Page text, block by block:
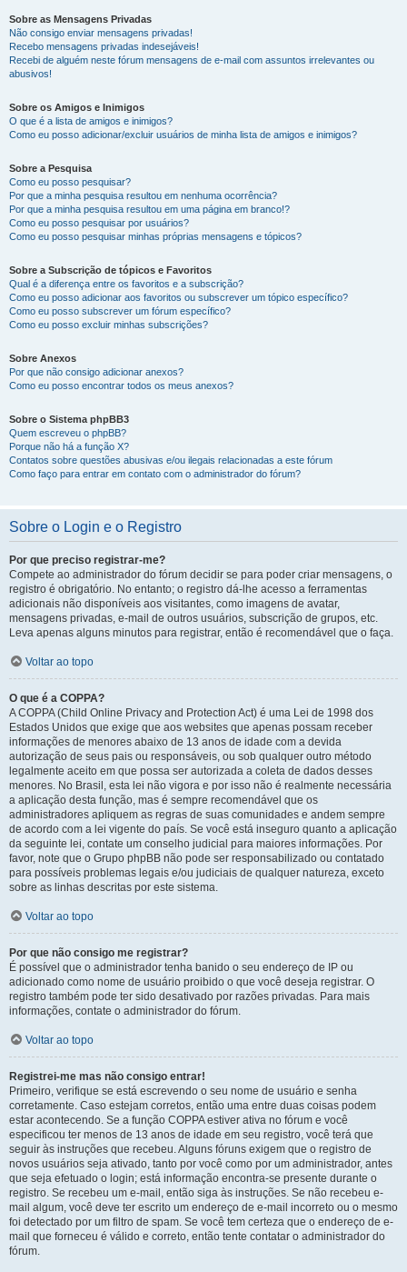
Sobre as Mensagens Privadas
Não consigo enviar mensagens privadas!
Recebo mensagens privadas indesejáveis!
Recebi de alguém neste fórum mensagens de e-mail com assuntos irrelevantes ou
abusivos!
Sobre os Amigos e Inimigos
O que é a lista de amigos e inimigos?
Como eu posso adicionar/excluir usuários de minha lista de amigos e inimigos?
Sobre a Pesquisa
Como eu posso pesquisar?
Por que a minha pesquisa resultou em nenhuma ocorrência?
Por que a minha pesquisa resultou em uma página em branco!?
Como eu posso pesquisar por usuários?
Como eu posso pesquisar minhas próprias mensagens e tópicos?
Sobre a Subscrição de tópicos e Favoritos
Qual é a diferença entre os favoritos e a subscrição?
Como eu posso adicionar aos favoritos ou subscrever um tópico específico?
Como eu posso subscrever um fórum específico?
Como eu posso excluir minhas subscrições?
Sobre Anexos
Por que não consigo adicionar anexos?
Como eu posso encontrar todos os meus anexos?
Sobre o Sistema phpBB3
Quem escreveu o phpBB?
Porque não há a função X?
Contatos sobre questões abusivas e/ou ilegais relacionadas a este fórum
Como faço para entrar em contato com o administrador do fórum?
Sobre o Login e o Registro
Por que preciso registrar-me?
Compete ao administrador do fórum decidir se para poder criar mensagens, o
registro é obrigatório. No entanto; o registro dá-lhe acesso a ferramentas
adicionais não disponíveis aos visitantes, como imagens de avatar,
mensagens privadas, e-mail de outros usuários, subscrição de grupos, etc.
Leva apenas alguns minutos para registrar, então é recomendável que o faça.
Voltar ao topo
O que é a COPPA?
A COPPA (Child Online Privacy and Protection Act) é uma Lei de 1998 dos
Estados Unidos que exige que aos websites que apenas possam receber
informações de menores abaixo de 13 anos de idade com a devida
autorização de seus pais ou responsáveis, ou sob qualquer outro método
legalmente aceito em que possa ser autorizada a coleta de dados desses
menores. No Brasil, esta lei não vigora e por isso não é realmente necessária
a aplicação desta função, mas é sempre recomendável que os
administradores apliquem as regras de suas comunidades e andem sempre
de acordo com a lei vigente do país. Se você está inseguro quanto a aplicação
da seguinte lei, contate um conselho judicial para maiores informações. Por
favor, note que o Grupo phpBB não pode ser responsabilizado ou contatado
para possíveis problemas legais e/ou judiciais de qualquer natureza, exceto
sobre as linhas descritas por este sistema.
Voltar ao topo
Por que não consigo me registrar?
É possível que o administrador tenha banido o seu endereço de IP ou
adicionado como nome de usuário proibido o que você deseja registrar. O
registro também pode ter sido desativado por razões privadas. Para mais
informações, contate o administrador do fórum.
Voltar ao topo
Registrei-me mas não consigo entrar!
Primeiro, verifique se está escrevendo o seu nome de usuário e senha
corretamente. Caso estejam corretos, então uma entre duas coisas podem
estar acontecendo. Se a função COPPA estiver ativa no fórum e você
especificou ter menos de 13 anos de idade em seu registro, você terá que
seguir às instruções que recebeu. Alguns fóruns exigem que o registro de
novos usuários seja ativado, tanto por você como por um administrador, antes
que seja efetuado o login; está informação encontra-se presente durante o
registro. Se recebeu um e-mail, então siga às instruções. Se não recebeu e-
mail algum, você deve ter escrito um endereço de e-mail incorreto ou o mesmo
foi detectado por um filtro de spam. Se você tem certeza que o endereço de e-
mail que forneceu é válido e correto, então tente contatar o administrador do
fórum.